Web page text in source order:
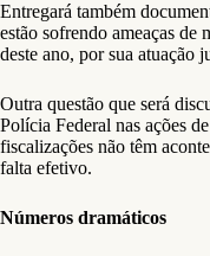
Entregará também
estão sofrendo ameaças de
deste ano, por sua atuação
Outra questão que será
Polícia Federal nas ações
fiscalizações não têm
falta efetivo.
Números dramáticos